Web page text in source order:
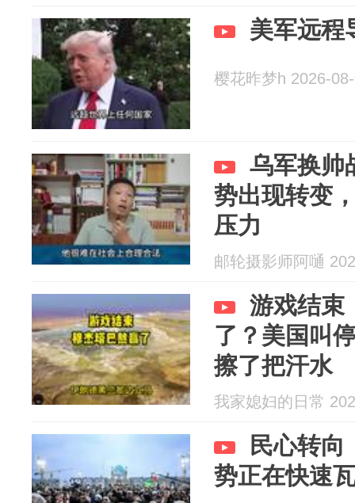
美军远程
樱花昨梦h 2026-
乌军换帅
势出现转变
压力
邮轮摄影师阿嗵
游戏结束
了？美国叫
擦了把汗水
我家媳妇的日常
民心转向
势正在快速